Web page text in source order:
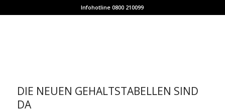
Infohotline 0800 210099
DIE NEUEN GEHALTSTABELLEN SIND
DA